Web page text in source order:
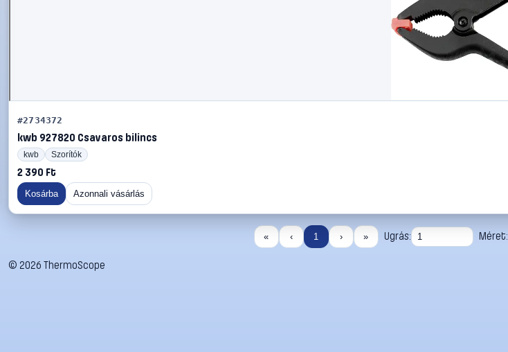
#2734372
kwb 927820 Csavaros bilincs
kwb Szorítók
2 390 Ft
Kosárba Azonnali vásárlás
« ‹ 1 › » Ugrás: Méret:
© 2026 ThermoScope